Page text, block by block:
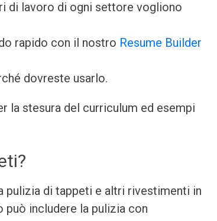
di lavoro di ogni settore vogliono
rapido con il nostro Resume Builder
dovreste usarlo.
la stesura del curriculum ed esempi
pulizia di tappeti e altri rivestimenti in
includere la pulizia con